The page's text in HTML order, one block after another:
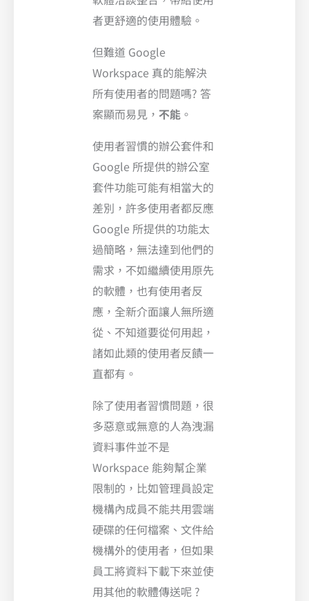
者更舒適的使用體驗。
但難道 Google
Workspace 真的能解決
所有使用者的問題嗎? 答
案顯而易見， 不能 。
使用者習慣的辦公套件和
Google 所提供的辦公室
套件功能可能有相當大的
差別，許多使用者都反應
Google 所提供的功能太
過簡略，無法達到他們的
需求，不如繼續使用原先
的軟體，也有使用者反
應，全新介面讓人無所適
從、不知道要從何用起，
諸如此類的使用者反饋一
直都有。
除了使用者習慣問題，很
多惡意或無意的人為洩漏
資料事件並不是
Workspace 能夠幫企業
限制的，比如管理員設定
機構內成員不能共用雲端
硬碟的任何檔案、文件給
機構外的使用者，但如果
員工將資料下載下來並使
用其他的軟體傳送呢 ?